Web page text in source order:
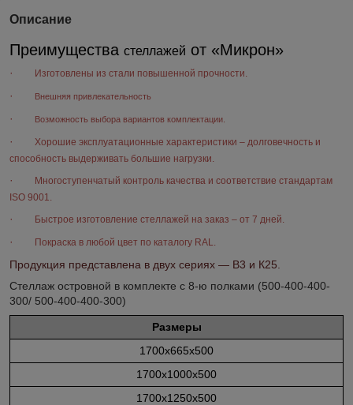
Описание
Преимущества стеллажей от «Микрон»
· Изготовлены из стали повышенной прочности.
· Внешняя привлекательность
· Возможность выбора вариантов комплектации
·
Хорошие эксплуатационные характеристики – долговечность и
способность выдерживать большие нагрузки.
·
Многоступенчатый контроль качества и соответствие стандартам
ISO 9001.
· Быстрое изготовление стеллажей на заказ – от 7 дней.
· Покраска в любой цвет по каталогу RAL.
Продукция представлена в двух сериях — В3 и К25.
Стеллаж островной в комплекте с 8-ю полками (500-400-400-
300/ 500-400-400-300)
Размеры
1700x665x500
1700x1000x500
1700x1250x500